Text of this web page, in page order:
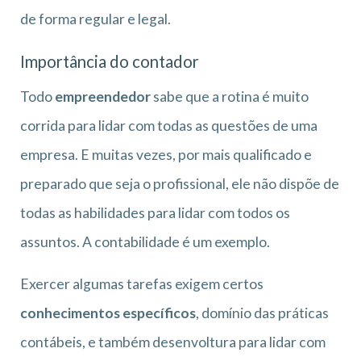
de forma regular e legal.
Importância do contador
Todoempreendedorsabe que a rotina é muito
corrida para lidar com todas as questões de uma
empresa. E muitas vezes, por mais qualificado e
preparado que seja o profissional, ele não dispõe de
todas as habilidades para lidar com todos os
assuntos. A contabilidade é um exemplo.
Exercer algumas tarefas exigem certos
conhecimentos específicos, domínio das práticas
contábeis, e também desenvoltura para lidar com